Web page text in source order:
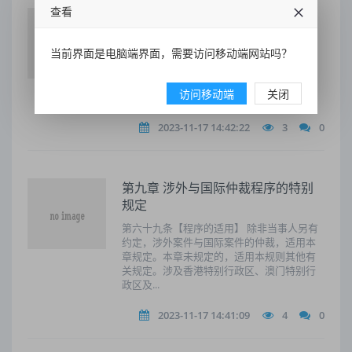
不超过十万元或者本会认为事实清楚争议不
本会决定。争议金额超过十万元，双方当事
2023-11-17 14:42:22 3 0
第九章 涉外与国际仲裁程序的特别
规定
第六十九条【程序的适用】 除非当事人另有
约定，涉外案件与国际案件的仲裁，适用本
章规定。本章未规定的，适用本规则其他有
关规定。涉及香港特别行政区、澳门特别行
政区及...
2023-11-17 14:41:09 4 0
查看
当前界面是电脑端界面，需要访问移动端网站吗？
访问移动端 关闭